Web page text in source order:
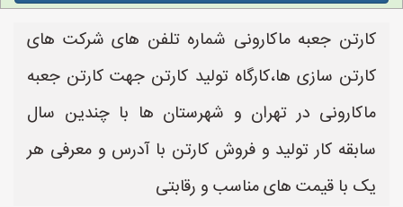
کارتن جعبه ماکارونی شماره تلفن های شرکت های
کارتن سازی ها،کارگاه تولید کارتن جهت کارتن جعبه
ماکارونی در تهران و شهرستان ها با چندین سال
سابقه کار تولید و فروش کارتن با آدرس و معرفی هر
یک با قیمت های مناسب و رقابتی